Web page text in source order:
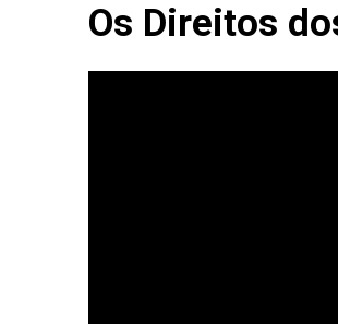
Os Direitos